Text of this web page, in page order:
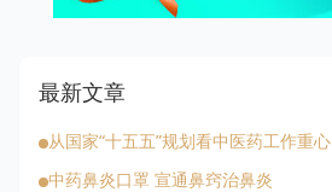
最新文章
从国家“十五五”规划看中医药工作重心
中药鼻炎口罩 宣通鼻窍治鼻炎